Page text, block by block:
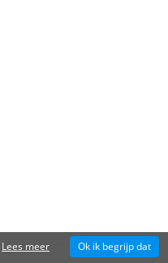
Lees meer Ok ik begrijp dat